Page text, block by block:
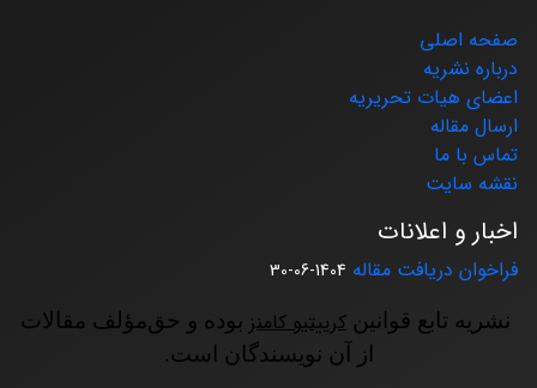
صفحه اصلی
درباره نشریه
اعضای هیات تحریریه
ارسال مقاله
تماس با ما
نقشه سایت
اخبار و اعلانات
فراخوان دریافت مقاله 1404-06-30
نشریه تابع قوانین کرییتیو کامنز بوده و حق‌مؤلف مقالات
از آن نویسندگان است.